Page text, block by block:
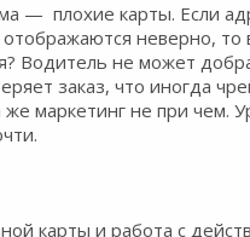
— плохие карты. Если
неверно, то
Водитель не может
заказ, что иногда
маркетинг не при чем.
карты и работа с